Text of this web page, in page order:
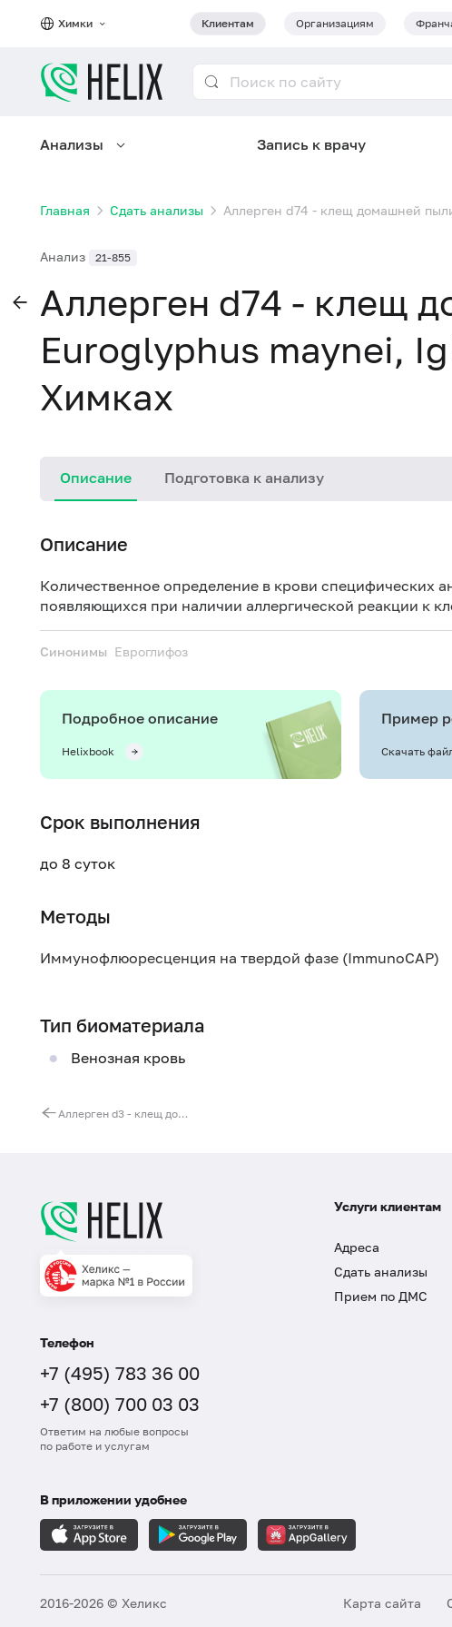
Химки Клиентам Организациям
Анализы Запись к врачу
Главная Сдать анализы Аллерген d74 - клещ домашней
Анализ 21-855
Аллерген d74 - клещ
Euroglyphus maynei,
Химках
Описание Подготовка к анализу
Описание
Количественное определение в крови специфических
появляющихся при наличии аллергической реакции к
Синонимы Евроглифоз
Подробное описание
Helixbook
Пример
Скачать
Срок выполнения
до 8 суток
Методы
Иммунофлюоресценция на твердой фазе (ImmunoCAP)
Тип биоматериала
Венозная кровь
Аллерген d3 - клещ домашней пыли Dermatophagoides microceras, IgE (ImmunoCAP)
Телефон
+7 (495) 783 36 00
+7 (800) 700 03 03
Ответим на любые вопросы
по работе и услугам
Услуги клиентам
Адреса
Сдать анализы
Прием по ДМС
В приложении удобнее
2016-2026 © Хеликс Карта сайта